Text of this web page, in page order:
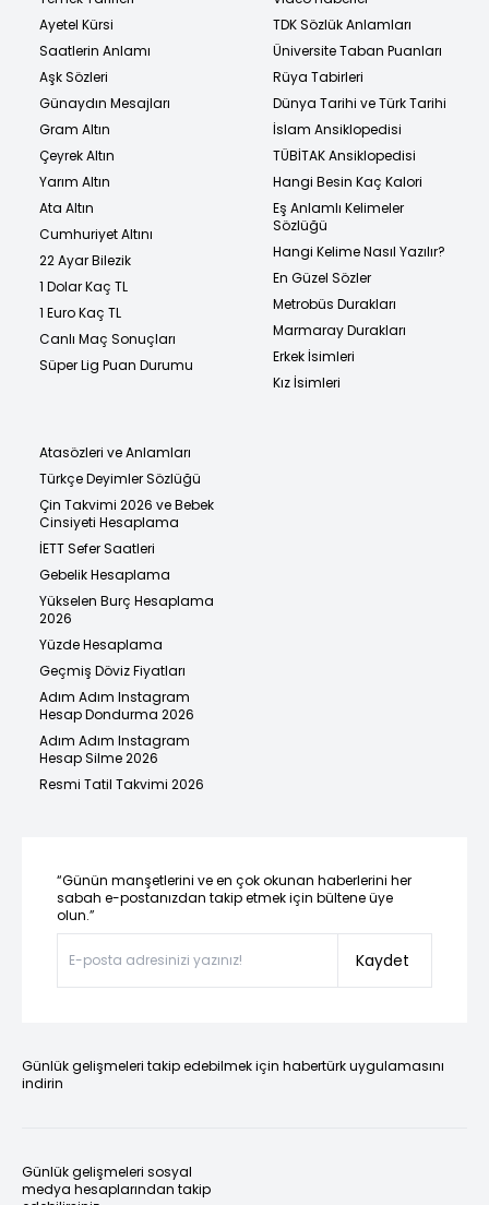
Ayetel Kürsi
Saatlerin Anlamı
Aşk Sözleri
Günaydın Mesajları
Gram Altın
Çeyrek Altın
Yarım Altın
Ata Altın
Cumhuriyet Altını
22 Ayar Bilezik
1 Dolar Kaç TL
1 Euro Kaç TL
Canlı Maç Sonuçları
Süper Lig Puan Durumu
TDK Sözlük Anlamları
Üniversite Taban Puanları
Rüya Tabirleri
Dünya Tarihi ve Türk Tarihi
İslam Ansiklopedisi
TÜBİTAK Ansiklopedisi
Hangi Besin Kaç Kalori
Eş Anlamlı Kelimeler
Sözlüğü
Hangi Kelime Nasıl Yazılır?
En Güzel Sözler
Metrobüs Durakları
Marmaray Durakları
Erkek İsimleri
Kız İsimleri
Atasözleri ve Anlamları
Türkçe Deyimler Sözlüğü
Çin Takvimi 2026 ve Bebek
Cinsiyeti Hesaplama
İETT Sefer Saatleri
Gebelik Hesaplama
Yükselen Burç Hesaplama
2026
Yüzde Hesaplama
Geçmiş Döviz Fiyatları
Adım Adım Instagram
Hesap Dondurma 2026
Adım Adım Instagram
Hesap Silme 2026
Resmi Tatil Takvimi 2026
“Günün manşetlerini ve en çok okunan haberlerini her
sabah e-postanızdan takip etmek için bültene üye
olun.”
Kaydet
Günlük gelişmeleri takip edebilmek için habertürk uygulamasını
indirin
Günlük gelişmeleri sosyal
medya hesaplarından takip